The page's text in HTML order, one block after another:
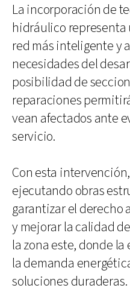
La incorporación de
hidráulico representa
red más inteligente y
necesidades del
posibilidad de
reparaciones
vean afectados ante
servicio.
Con esta
ejecutando obras
garantizar el derecho
y mejorar la calidad
la zona este, donde
la demanda
soluciones duraderas.